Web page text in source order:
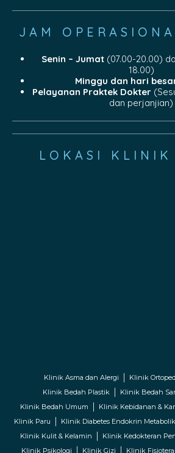
JAM
Senin – Jumat(07.00-20.00)
18.00)
Minggu dan hari
Pelayanan Praktek Dokter
dan perjanjian)
LOKASI KLINIK
Klinik Asma dan Alergi
Klinik
Klinik Bedah Plastik
Klinik Bedah
Klinik Bedah Umum
Klinik Kebidanan &
Klinik Paru
Klinik Diabetes Endokrin Metabolik
Klinik Kulit & Kelamin
Klinik Kedokteran
Klinik Psikologi
Klinik Gizi Klinik